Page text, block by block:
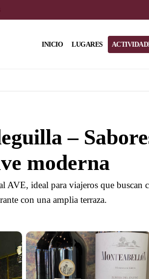
INICIO LUGARES
–
moderna
AVE, ideal para viajeros que buscan
con una amplia terraza.